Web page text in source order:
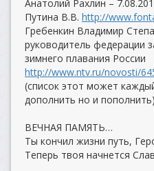
Анатолий Рахлин –
Путина В.В. http://
Гребенкин Владимир
руководитель федерации
зимнего плавания России
http://www.ntv.ru/novosti/
(список этот может
дополнить но и пополнить)
ВЕЧНАЯ ПАМЯТЬ…
Ты кончил жизни путь,
Теперь твоя начнется